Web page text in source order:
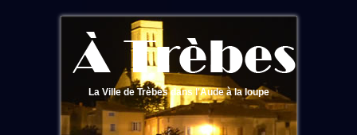
La Ville de Trèbes dans l'Aude à la loupe